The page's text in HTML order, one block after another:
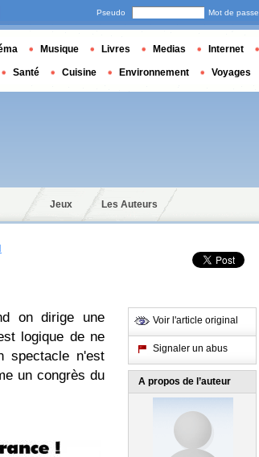
Jeux Les Auteurs
on dirige une
logique de ne
spectacle n'est
un congrès du
Voir l'article original
Signaler un abus
A propos de l’auteur
Pseudo Mot de passe
Musique Livres Medias Internet
Santé Cuisine Environnement Voyages